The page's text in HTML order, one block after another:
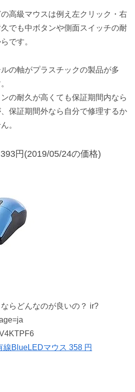
高級マウスは例え左クリック・右
でも中ボタンや側面スイッチの耐
です。
の軸がプラスチックの製品が多
の耐久が高くても保証期間内なら
保証期間外なら自分で修理するか
。
円(2019/05/24の価格)
線BlueLEDマウス 358 円